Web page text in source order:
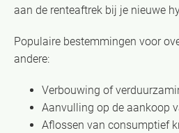
aan de renteaftrek bij je nieuwe
Populaire bestemmingen voor
andere:
Verbouwing of
Aanvulling op de aankoop
Aflossen van consumptief